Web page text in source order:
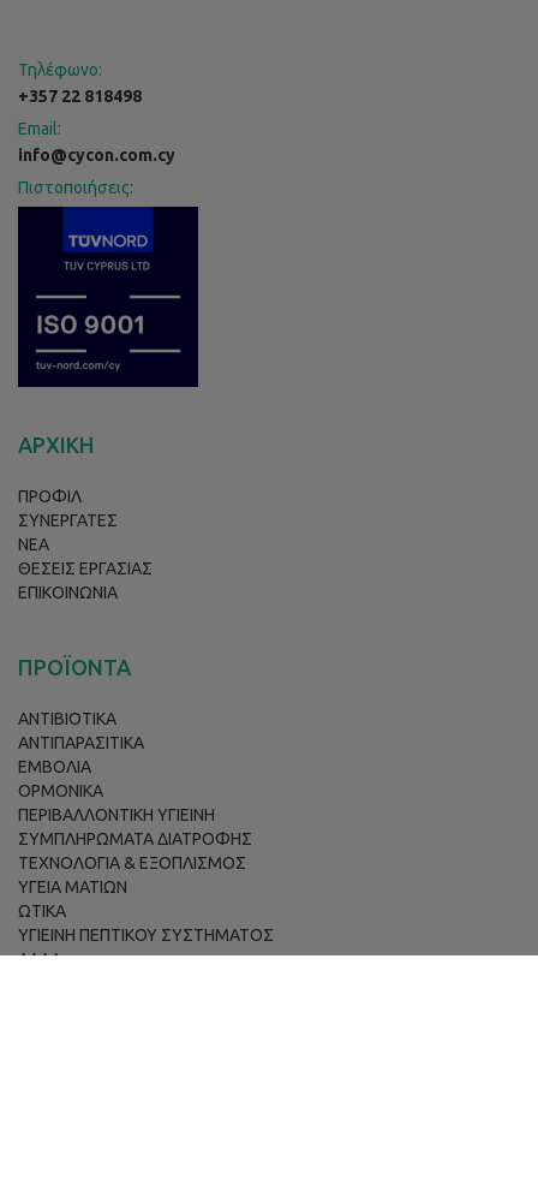
Τηλέφωνο:
+357 22 818498
Email:
info@cycon.com.cy
Πιστοποιήσεις:
ΑΡΧΙΚΗ
ΠΡΟΦΙΛ
ΣΥΝΕΡΓΑΤΕΣ
ΝΕΑ
ΘΕΣΕΙΣ ΕΡΓΑΣΙΑΣ
ΕΠΙΚΟΙΝΩΝΙΑ
ΠΡΟΪΟΝΤΑ
ΑΝΤΙΒΙΟΤΙΚΑ
ΑΝΤΙΠΑΡΑΣΙΤΙΚΑ
ΕΜΒΟΛΙΑ
ΟΡΜΟΝΙΚΑ
ΠΕΡΙΒΑΛΛΟΝΤΙΚΗ ΥΓΙΕΙΝΗ
ΣΥΜΠΛΗΡΩΜΑΤΑ ΔΙΑΤΡΟΦΗΣ
ΤΕΧΝΟΛΟΓΙΑ & ΕΞΟΠΛΙΣΜΟΣ
ΥΓΕΙΑ ΜΑΤΙΩΝ
ΩΤΙΚΑ
ΥΓΙΕΙΝΗ ΠΕΠΤΙΚΟΥ ΣΥΣΤΗΜΑΤΟΣ
ΑΛΛΑ